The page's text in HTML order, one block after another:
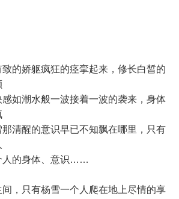
娇躯疯狂的痉挛起来，修长白皙的
如潮水般一波接着一波的袭来，身体
清醒的意识早已不知飘在哪里，只有
人的身体、意识……
只有杨雪一个人爬在地上尽情的享